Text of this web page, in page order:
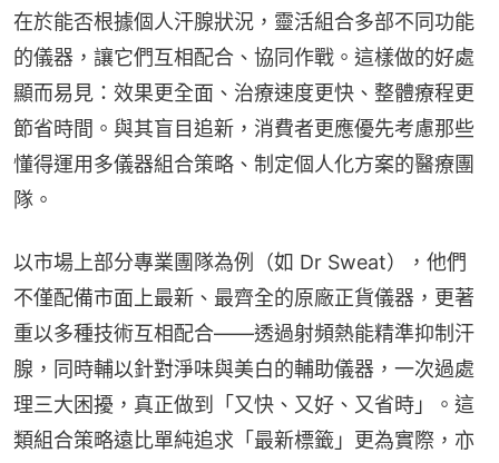
在於能否根據個人汗腺狀況，靈活組合多部不同功能
的儀器，讓它們互相配合、協同作戰。這樣做的好處
顯而易見：效果更全面、治療速度更快、整體療程更
節省時間。與其盲目追新，消費者更應優先考慮那些
懂得運用多儀器組合策略、制定個人化方案的醫療團
隊。
以市場上部分專業團隊為例（如 Dr Sweat），他們
不僅配備市面上最新、最齊全的原廠正貨儀器，更著
重以多種技術互相配合——透過射頻熱能精準抑制汗
腺，同時輔以針對淨味與美白的輔助儀器，一次過處
理三大困擾，真正做到「又快、又好、又省時」。這
類組合策略遠比單純追求「最新標籤」更為實際，亦